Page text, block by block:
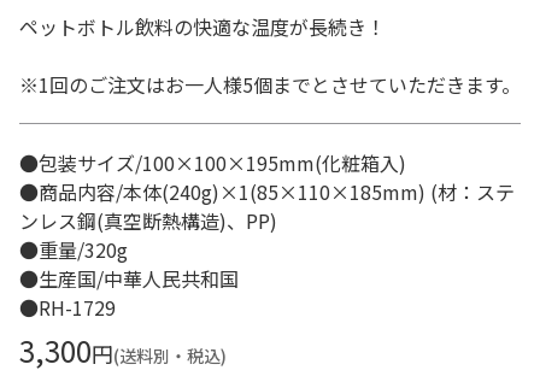
ペットボトル飲料の快適な温度が長続き！
※1回のご注文はお一人様5個までとさせていただきます。
●包装サイズ/100×100×195mm(化粧箱入)
●商品内容/本体(240g)×1(85×110×185mm) (材：ステ
ンレス鋼(真空断熱構造)、PP)
●重量/320g
●生産国/中華人民共和国
●RH-1729
3,300円(送料別・税込)